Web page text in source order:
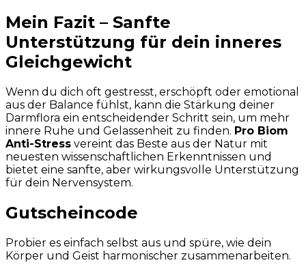
Mein Fazit – Sanfte
Unterstützung für dein inneres
Gleichgewicht
Wenn du dich oft gestresst, erschöpft oder emotional
aus der Balance fühlst, kann die Stärkung deiner
Darmflora ein entscheidender Schritt sein, um mehr
innere Ruhe und Gelassenheit zu finden. Pro Biom
Anti-Stress vereint das Beste aus der Natur mit
neuesten wissenschaftlichen Erkenntnissen und
bietet eine sanfte, aber wirkungsvolle Unterstützung
für dein Nervensystem.
Gutscheincode
Probier es einfach selbst aus und spüre, wie dein
Körper und Geist harmonischer zusammenarbeiten.